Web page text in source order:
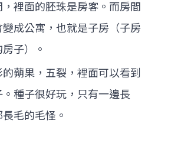
裡面的胚珠是房客。而房間
成公寓，也就是子房（子房
子）。
蒴果，五裂，裡面可以看到
種子很好玩，只有一邊長
毛的毛怪。